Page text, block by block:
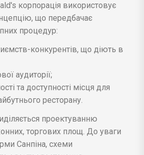
корпорація використовує
що передбачає
процедур:
конкурентів, що діють в
аудиторії;
та доступності місця для
ресторану.
проектуванню
торгових площ. До уваги
Санпіна, схеми